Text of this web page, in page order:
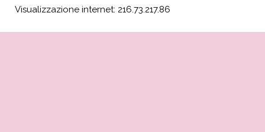
Visualizzazione internet: 216.73.217.86